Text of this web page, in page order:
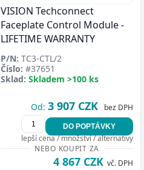
VISION Techconnect
Faceplate Control Module -
LIFETIME WARRANTY
P/N: TC3-CTL/2
Číslo: #37651
Sklad: Skladem >100 ks
Od: 3 907 CZK bez DPH
DO POPTÁVKY
lepší cena / množství / alternativy
NEBO KOUPIT ZA
4 867 CZK vč. DPH